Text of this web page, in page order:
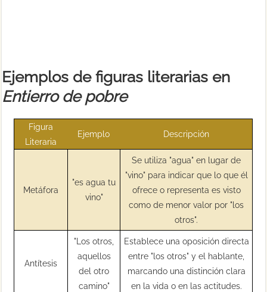
Ejemplos de figuras literarias en
Entierro de pobre
Figura
Literaria
Ejemplo Descripción
Metáfora
"es agua tu
vino"
Se utiliza "agua" en lugar de
"vino" para indicar que lo que él
ofrece o representa es visto
como de menor valor por "los
otros".
Antítesis
"Los otros,
aquellos
del otro
camino"
Establece una oposición directa
entre "los otros" y el hablante,
marcando una distinción clara
en la vida o en las actitudes.